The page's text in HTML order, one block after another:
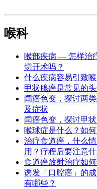
喉科
喉部疾病 — 怎样治
切开术吗？
什么疾病容易引致喉
甲状腺癌是常见的
闻癌色变，探讨两
及症状
闻癌色变，探讨甲
喉球症是什么？如
治疗食道癌，什么
用？疗程后要注意什
食道癌放射治疗如
诱发「口腔癌」的
有哪些？